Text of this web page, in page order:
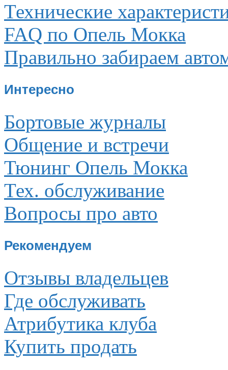
Технические
FAQ по Опель Мокка
Правильно забираем
Интересно
Бортовые журналы
Общение и встречи
Тюнинг Опель Мокка
Тех. обслуживание
Вопросы про авто
Рекомендуем
Отзывы владельцев
Где обслуживать
Атрибутика клуба
Купить продать